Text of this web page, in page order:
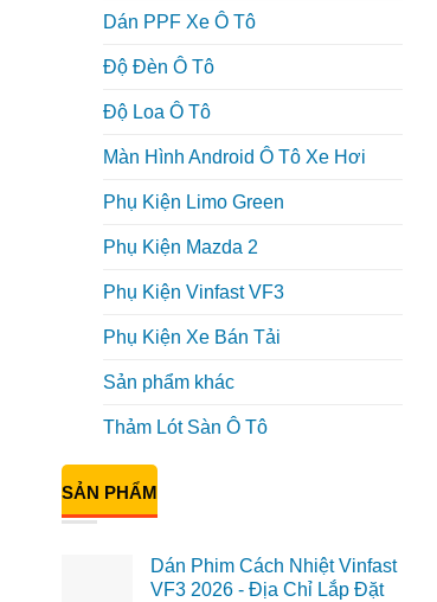
Dán PPF Xe Ô Tô
Độ Đèn Ô Tô
Độ Loa Ô Tô
Màn Hình Android Ô Tô Xe Hơi
Phụ Kiện Limo Green
Phụ Kiện Mazda 2
Phụ Kiện Vinfast VF3
Phụ Kiện Xe Bán Tải
Sản phẩm khác
Thảm Lót Sàn Ô Tô
SẢN PHẨM
Dán Phim Cách Nhiệt Vinfast
VF3 2026 - Địa Chỉ Lắp Đặt